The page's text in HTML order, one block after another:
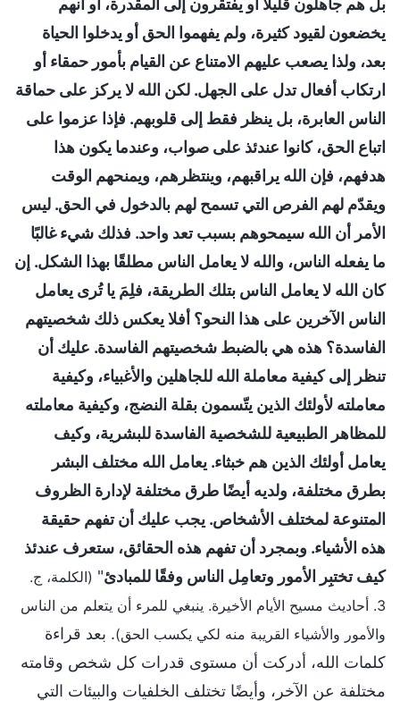
يخضعون لقيود كثيرة، ولم يفهموا الحق أو يدخلوا الحياة
بعد، ولذا يصعب عليهم الامتناع عن القيام بأمور حمقاء أو
ارتكاب أفعال تدل على الجهل. لكن الله لا يركز على حماقة
الناس العابرة، بل ينظر فقط إلى قلوبهم. فإذا عزموا على
اتباع الحق، كانوا عندئذ على صواب، وعندما يكون هذا
هدفهم، فإن الله يراقبهم، وينتظرهم، ويمنحهم الوقت
ويقدّم لهم الفرص التي تسمح لهم بالدخول في الحق. ليس
الأمر أن الله سيمحوهم بسبب تعد واحد. فذلك شيء غالبًا
ما يفعله الناس، والله لا يعامل الناس مطلقًا بهذا الشكل. إن
كان الله لا يعامل الناس بتلك الطريقة، فلِمَ يا تُرى يعامل
الناس الآخرين على هذا النحو؟ أفلا يعكس ذلك شخصيتهم
الفاسدة؟ هذه هي بالضبط شخصيتهم الفاسدة. عليك أن
تنظر إلى كيفية معاملة الله للجاهلين والأغبياء، وكيفية
معاملته لأولئك الذين يتّسمون بقلة النضج، وكيفية معاملته
للمظاهر الطبيعية للشخصية الفاسدة للبشرية، وكيف
يعامل أولئك الذين هم خبثاء. يعامل الله مختلف البشر
بطرق مختلفة، ولديه أيضًا طرق مختلفة لإدارة الظروف
المتنوعة لمختلف الأشخاص. يجب عليك أن تفهم حقيقة
هذه الأشياء. وبمجرد أن تفهم هذه الحقائق، ستعرف عندئذ
كيف تختبِر الأمور وتعامِل الناس وفقًا للمبادئ" (الكلمة، ج.
3. أحاديث مسيح الأيام الأخيرة. ينبغي للمرء أن يتعلم من الناس
والأمور والأشياء القريبة منه لكي يكسب الحق). بعد قراءة
كلمات الله، أدركت أن مستوى قدرات كل شخص وقامته
مختلفة عن الآخر، وأيضًا تختلف الخلفيات والبيئات التي